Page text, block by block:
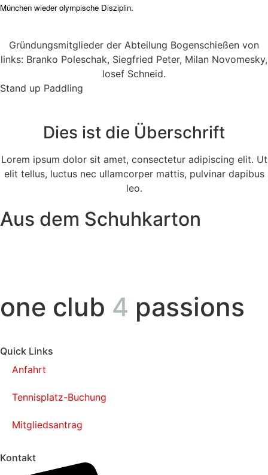
München wieder olympische Disziplin.
Gründungsmitglieder der Abteilung Bogenschießen von
links: Branko Poleschak, Siegfried Peter, Milan Novomesky,
losef Schneid.
Stand up Paddling
Dies ist die Überschrift
Lorem ipsum dolor sit amet, consectetur adipiscing elit. Ut
elit tellus, luctus nec ullamcorper mattis, pulvinar dapibus
leo.
Aus dem Schuhkarton
one club 4 passions
Quick Links
Anfahrt
Tennisplatz-Buchung
Mitgliedsantrag
Kontakt